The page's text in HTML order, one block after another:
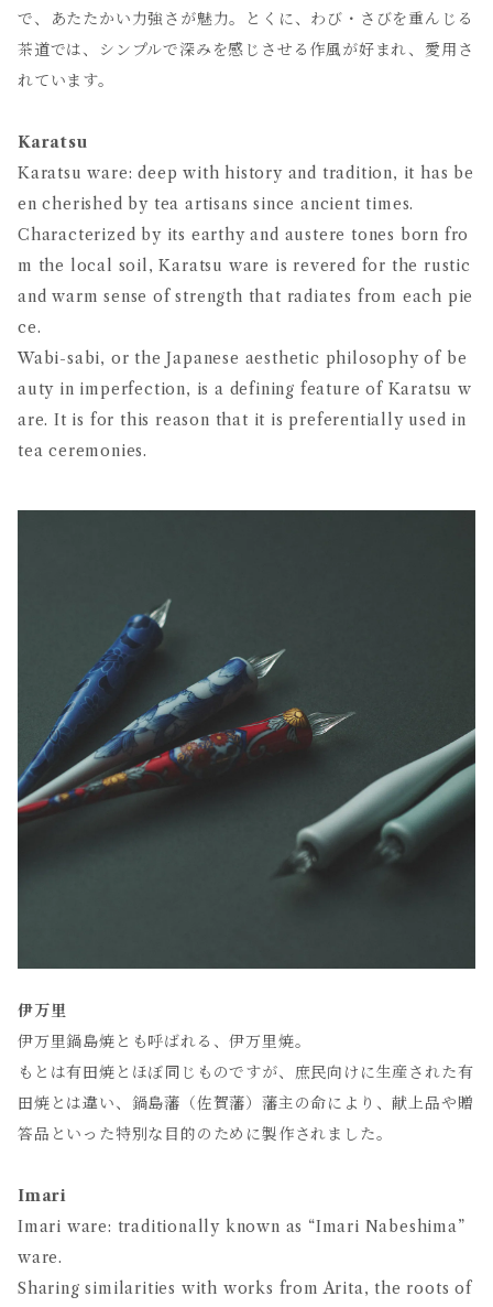
で、あたたかい力強さが魅力。とくに、わび・さびを重んじる
茶道では、シンプルで深みを感じさせる作風が好まれ、愛用さ
れています。
Karatsu
Karatsu ware: deep with history and tradition, it has be
en cherished by tea artisans since ancient times.
Characterized by its earthy and austere tones born fro
m the local soil, Karatsu ware is revered for the rustic
and warm sense of strength that radiates from each pie
ce.
Wabi-sabi, or the Japanese aesthetic philosophy of be
auty in imperfection, is a defining feature of Karatsu w
are. It is for this reason that it is preferentially used in
tea ceremonies.
伊万里
伊万里鍋島焼とも呼ばれる、伊万里焼。
もとは有田焼とほぼ同じものですが、庶民向けに生産された有
田焼とは違い、鍋島藩（佐賀藩）藩主の命により、献上品や贈
答品といった特別な目的のために製作されました。
Imari
Imari ware: traditionally known as “Imari Nabeshima”
ware.
Sharing similarities with works from Arita, the roots of